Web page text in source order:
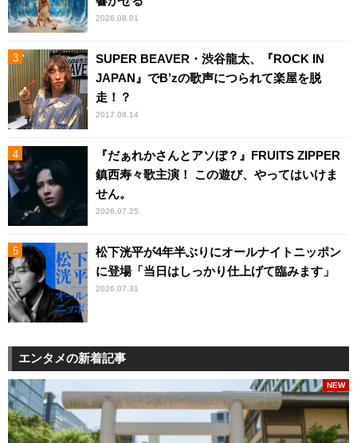
2026.08.01
SUPER BEAVER・渋谷龍太、『ROCK IN
JAPAN』でB’zの歌声につられて楽屋を脱
走！？
2017.08.14
『だぁれかさんとアソぼ？』FRUITS ZIPPER
鎮西寿々歌主演！ この遊び、やってはいけま
せん。
2026.07.25
松下洸平が4年半ぶりにオールナイトニッポン
に登場「当日はしっかり仕上げて臨みます」
2026.07.31
エンタメの新着記事
NEW